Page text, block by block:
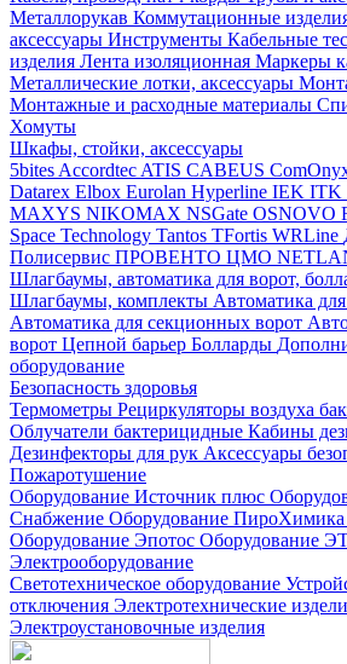
Металлорукав Коммутационные
аксессуары Инструменты Кабельные
изделия Лента изоляционная Маркеры
Металлические лотки, аксессуары
Монтажные и расходные материалы
Хомуты
Шкафы, стойки, аксессуары
5bites Accordtec ATIS CABEUS
Datarex Elbox Eurolan Hyperline IEK ITK
MAXYS NIKOMAX NSGate OSNOVO
Space Technology Tantos TFortis WRLine
Полисервис ПРОВЕНТО ЦМО
Шлагбаумы, автоматика для ворот,
Шлагбаумы, комплекты Автоматика
Автоматика для секционных ворот
ворот Цепной барьер Болларды
оборудование
Безопасность здоровья
Термометры Рециркуляторы воздуха
Облучатели бактерицидные Кабины
Дезинфекторы для рук Аксессуары
Пожаротушение
Оборудование Источник плюс
Снабжение Оборудование ПироХимика
Оборудование Эпотос Оборудование
Электрооборудование
Светотехническое оборудование
отключения Электротехнические
Электроустановочные изделия